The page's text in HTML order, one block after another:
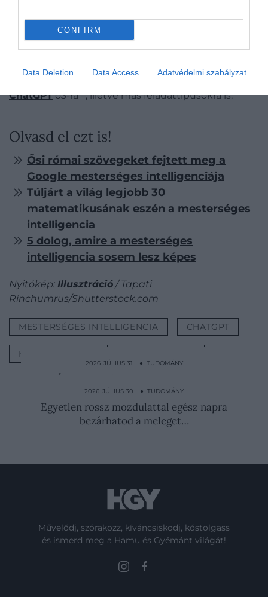
CONFIRM
Data Deletion Data Access Adatvédelmi szabályzat
mondanak sokat a szöveg folyékonyságáról, a
következtetési képességekről vagy a koherenciáról.
A kutatócsoport ezért tervezi a kísérlet
kiterjesztését más rendszerekre – például az
Anthropic Claude modelljeire és az OpenAI
ChatGPTo3-ra –, illetve más feladattípusokra is.
Olvasd el ezt is!
Ősi római szövegeket fejtett meg a
Google mesterséges intelligenciája
Túljárt a világ legjobb 30
matematikusának eszén a mesterséges
intelligencia
5 dolog, amire a mesterséges
intelligencia sosem lesz képes
Nyitókép: Illusztráció / Tapati
Rinchumrus/Shutterstock.com
MESTERSÉGES INTELLIGENCIA CHATGPT
HATÉKONYSÁG
2026. JÚLIUS 31. ● TUDOMÁNY
Állatokkal fűtöttek: így élték túl a
dermesztő teleket a…
2026. JÚLIUS 30. ● TUDOMÁNY
Egyetlen rossz mozdulattal egész napra
bezárhatod a meleget…
Művelődj, szórakozz, kíváncsiskodj, kóstolgass
és ismerd meg a Hamu és Gyémánt világát!